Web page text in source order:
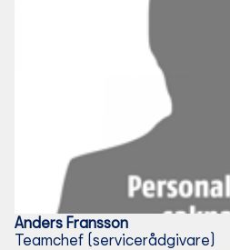
Anders Fransson
Teamchef (servicerådgivare)